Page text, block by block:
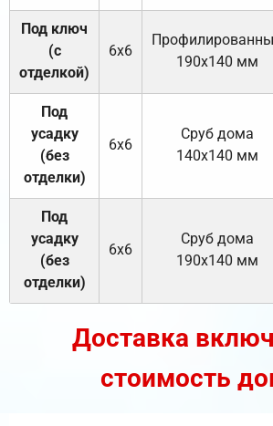
Под ключ
(с
отделкой)
6х6
190х140 мм
Под
усадку
(без
отделки)
6х6
Cруб дома
140х140 мм
Под
усадку
(без
отделки)
6х6
Cруб дома
190х140 мм
Доставка
стоимость